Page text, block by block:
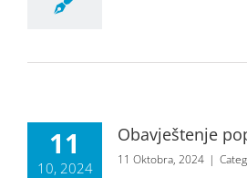
11
10, 2024
Obavještenje
11 Oktobra, 2024 |